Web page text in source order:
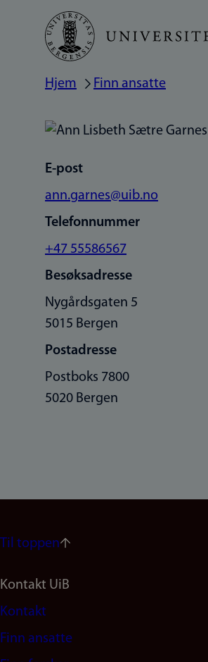
Hopp
hovedinnhold
Navigasjonssti
Hjem Finn ansatte
E-post
ann.garnes@uib.no
Telefonnummer
+47 55586567
Besøksadresse
Nygårdsgaten 5
5015 Bergen
Postadresse
Postboks 7800
5020 Bergen
Til toppen
Footer
navigation
Kontakt UiB
Kontakt
Finn ansatte